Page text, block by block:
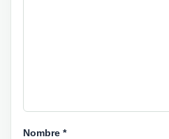
Nombre *